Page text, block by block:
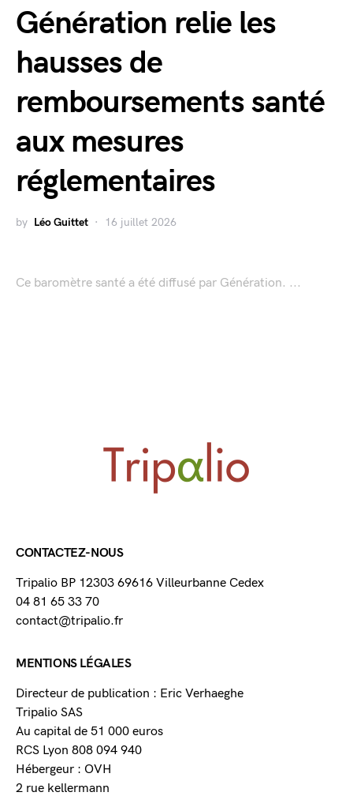
Génération relie les
hausses de
remboursements santé
aux mesures
réglementaires
by Léo Guittet 16 juillet 2026
Ce baromètre santé a été diffusé par Génération. ...
CONTACTEZ-NOUS
Tripalio BP 12303 69616 Villeurbanne Cedex
04 81 65 33 70
contact@tripalio.fr
MENTIONS LÉGALES
Directeur de publication : Eric Verhaeghe
Tripalio SAS
Au capital de 51 000 euros
RCS Lyon 808 094 940
Hébergeur : OVH
2 rue kellermann